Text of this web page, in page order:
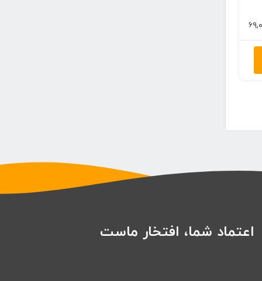
قیمت:
اعتماد شما، افتخار ماست